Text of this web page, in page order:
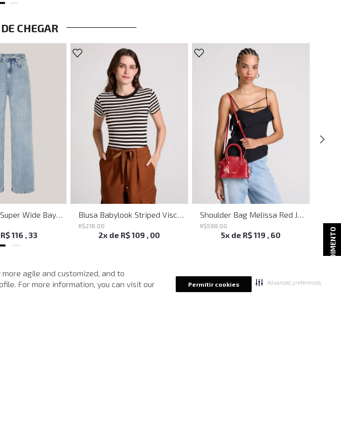
agile and customized, and to
For more information, you can visit our
Permitir cookies Advanced preferences
ATENDIMENTO
CHEGAR
R$116 , 33
R$218 00
2x de R$109 , 00
R$598 00
5x de R$119 , 60
R$698,